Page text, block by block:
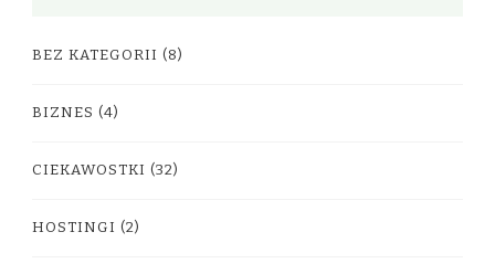
BEZ KATEGORII (8)
BIZNES (4)
CIEKAWOSTKI (32)
HOSTINGI (2)